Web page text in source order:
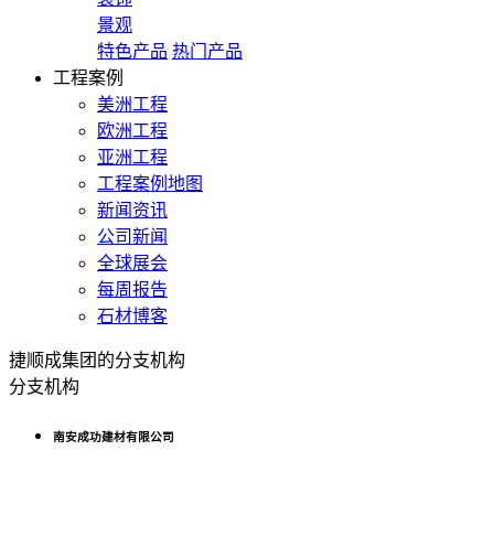
景观
特色产品 热门产品
工程案例
美洲工程
欧洲工程
亚洲工程
工程案例地图
新闻资讯
公司新闻
全球展会
每周报告
石材博客
捷顺成集团的分支机构
分支机构
南安成功建材有限公司